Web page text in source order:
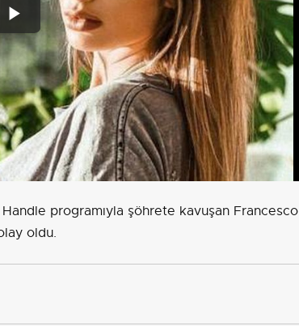
Play
Video
programıyla şöhrete kavuşan Francesco
oldu.